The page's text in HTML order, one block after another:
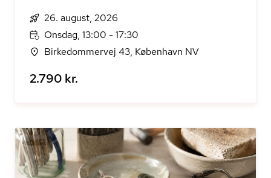
26. august, 2026
Onsdag, 13:00 - 17:30
Birkedommervej 43, København NV
2.790 kr.